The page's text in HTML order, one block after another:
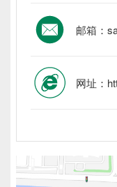
邮箱：
网址：